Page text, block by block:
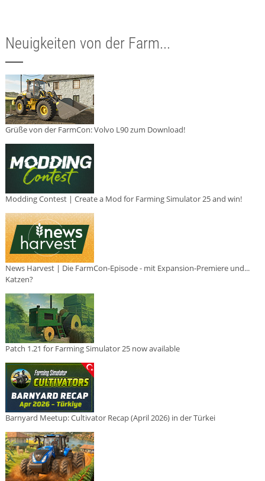
Neuigkeiten von der Farm...
Grüße von der FarmCon: Volvo L90 zum Download!
Modding Contest | Create a Mod for Farming Simulator 25 and win!
News Harvest | Die FarmCon-Episode - mit Expansion-Premiere und...
Katzen?
Patch 1.21 for Farming Simulator 25 now available
Barnyard Meetup: Cultivator Recap (April 2026) in der Türkei